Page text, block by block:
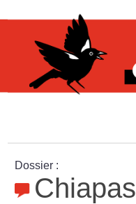
Dossier :
Chiapas